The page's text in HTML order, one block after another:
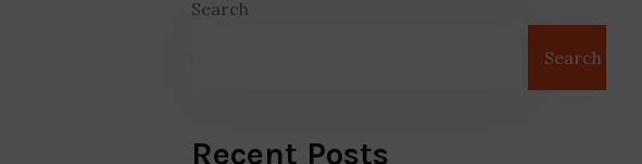
Search
Search
Recent Posts